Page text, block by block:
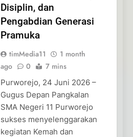
Disiplin, dan
Pengabdian Generasi
Pramuka
timMedia11
1 month
ago
0 7 mins
Purworejo, 24 Juni 2026 –
Gugus Depan Pangkalan
SMA Negeri 11 Purworejo
sukses menyelenggarakan
kegiatan Kemah dan